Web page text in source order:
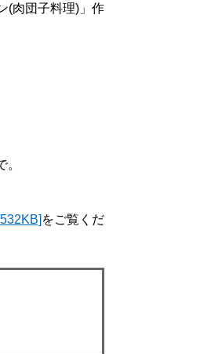
(肉団子料理)」作
をご覧くだ